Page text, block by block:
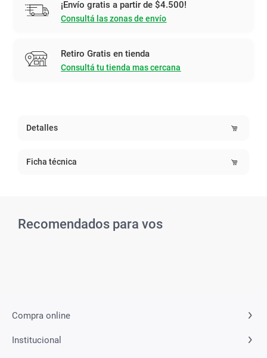
¡Envío gratis a partir de $4.500!
Consultá las zonas de envío
Retiro Gratis en tienda
Consultá tu tienda mas cercana
Detalles
Ficha técnica
Recomendados para vos